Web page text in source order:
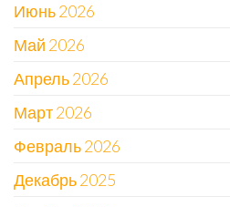
Июнь 2026
Май 2026
Апрель 2026
Март 2026
Февраль 2026
Декабрь 2025